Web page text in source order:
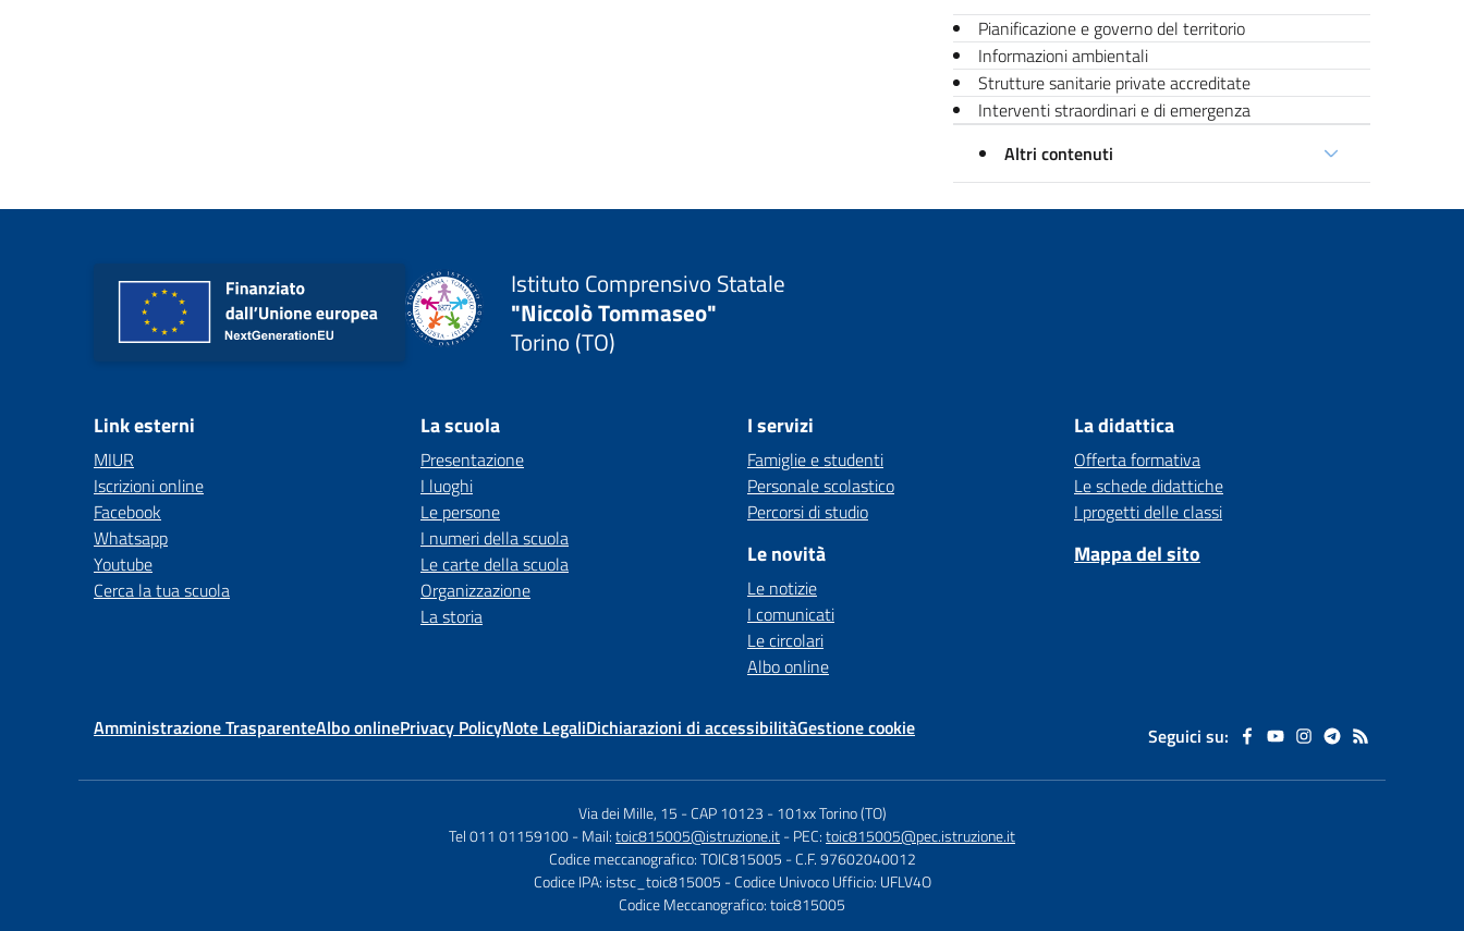
Pianificazione e governo del territorio
Informazioni ambientali
Strutture sanitarie private accreditate
Interventi straordinari e di emergenza
Altri contenuti
Istituto Comprensivo Statale
"Niccolò Tommaseo"
Torino (TO)
Link esterni
MIUR
Iscrizioni online
Facebook
Whatsapp
Youtube
Cerca la tua scuola
La scuola
Presentazione
I luoghi
Le persone
I numeri della scuola
Le carte della scuola
Organizzazione
La storia
I servizi
Famiglie e studenti
Personale scolastico
Percorsi di studio
Le novità
Le notizie
I comunicati
Le circolari
Albo online
La didattica
Offerta formativa
Le schede didattiche
I progetti delle classi
Mappa del sito
Amministrazione TrasparenteAlbo onlinePrivacy PolicyNote LegaliDichiarazioni di accessibilitàGestione cookie Seguici su:
Via dei Mille, 15 - CAP 10123 -101xx Torino (TO)
Tel 011 01159100- Mail:toic815005@istruzione.it- PEC:toic815005@pec.istruzione.it
Codice meccanografico: TOIC815005 - C.F. 97602040012
Codice IPA: istsc_toic815005 - Codice Univoco Ufficio: UFLV4O
Codice Meccanografico: toic815005